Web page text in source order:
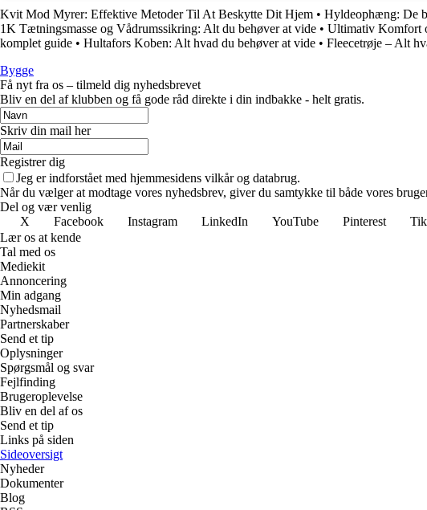
Kvit Mod Myrer: Effektive Metoder Til At Beskytte Dit Hjem • Hyldeophæng: De
1K Tætningsmasse og Vådrumssikring: Alt du behøver at vide • Ultimativ Komfort
komplet guide • Hultafors Koben: Alt hvad du behøver at vide • Fleecetrøje – Alt
Bygge
Få nyt fra os – tilmeld dig nyhedsbrevet
Bliv en del af klubben og få gode råd direkte i din indbakke - helt gratis.
Skriv din mail her
Registrer dig
Jeg er indforstået med hjemmesidens vilkår og databrug.
Når du vælger at modtage vores nyhedsbrev, giver du samtykke til både vores
Del og vær venlig
X
Facebook Instagram LinkedIn YouTube Pinterest
Lær os at kende
Tal med os
Mediekit
Annoncering
Min adgang
Nyhedsmail
Partnerskaber
Send et tip
Oplysninger
Spørgsmål og svar
Fejlfinding
Brugeroplevelse
Bliv en del af os
Send et tip
Links på siden
Sideoversigt
Nyheder
Dokumenter
Blog